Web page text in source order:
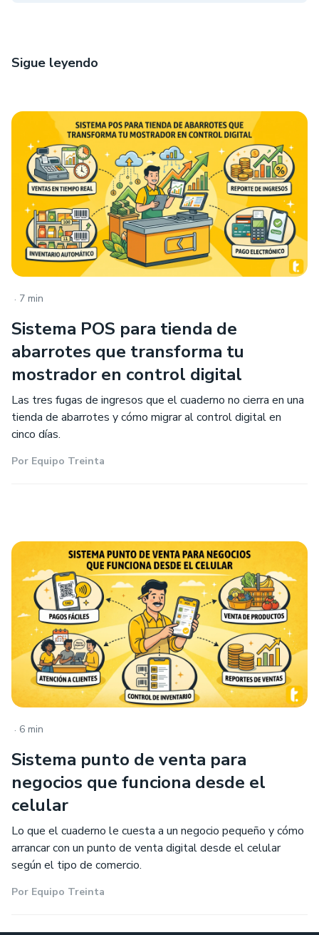
Sigue leyendo
. 7 min
Sistema POS para tienda de
abarrotes que transforma tu
mostrador en control digital
Las tres fugas de ingresos que el cuaderno no cierra en una
tienda de abarrotes y cómo migrar al control digital en
cinco días.
Por Equipo Treinta
. 6 min
Sistema punto de venta para
negocios que funciona desde el
celular
Lo que el cuaderno le cuesta a un negocio pequeño y cómo
arrancar con un punto de venta digital desde el celular
según el tipo de comercio.
Por Equipo Treinta